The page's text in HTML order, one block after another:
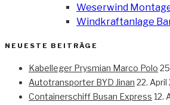
Weserwind
Windkraftanlage
NEUESTE BEITRÄGE
Kabelleger Prysmian Marco Polo
Autotransporter BYD Jinan 22. April
Containerschiff Busan Express 12.